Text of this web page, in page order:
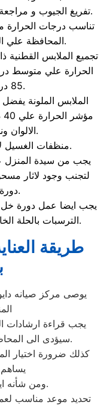
تفريغ الجيوب و مراجعة المواد الصلبة فبل الغسيل.
تناسب درجات الحرارة
المحافظة علي اللون ونسيج الملابس.
تجميع الملابس
85 درحة مئوية.
الملابس الملونة
الالوان ونسيج القماش.
منظفات الغسيل لابد من اختيارها بعناية.
يجب من سيدة المنزل
لتجنب وجود لاثار
دورة الغسيل.
يجب ايضا عمل دورة خل
الترسبات بالحلة الخارجية والداخلية بالغسالة.
طريقة
يجب قراءة ارشادات
سيؤدى الى المحاظفة على الاجهزة وتلاشى الاعطال.
ومن شأنه ايضا رفع قدرة وكفاءة الجهاز.